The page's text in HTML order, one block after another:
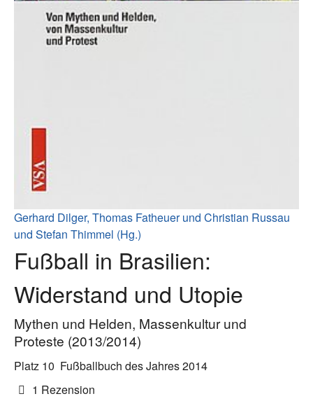
Gerhard Dilger, Thomas Fatheuer und Christian Russau
und Stefan Thimmel (Hg.)
Fußball in Brasilien:
Widerstand und Utopie
Mythen und Helden, Massenkultur und
Proteste (2013/2014)
Platz 10 Fußballbuch des Jahres 2014
1 Rezension